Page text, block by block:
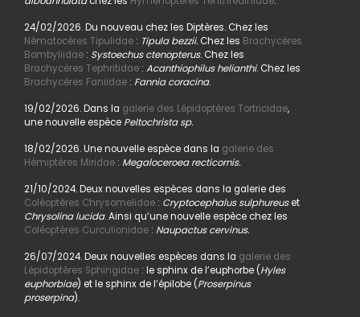
24/02/2026. Du nouveau chez les Diptères. Chez les
Nématocères Tipulidae: Tipula bezzii. Chez les Brachycères
Bombyliidae: Systoechus ctenopterus. Chez les
Brachycères Tephritidae: Acanthiophilus helianthi. Chez les
Brachycères Faniidae: Fannia coracina.
19/02/2026. Dans la galerie des Lépidoptères Tortricidae,
une nouvelle espèce Peltochrista sp.
18/02/2026. Une nouvelle espèce dans la galerie des
Hémiptères Miridae: Megaloceroea recticornis.
21/10/2024. Deux nouvelles espèces dans la galerie des
Coléoptères Chrysomelidae: Cryptocephalus sulphureuset
Chrysolina lucida. Ainsi qu’une nouvelle espèce chez les
Coléoptères Curculionidae : Naupactus cervinus.
26/07/2024. Deux nouvelles espèces dans la galerie des
Lépidoptères Sphingidae: le sphinx de l’euphorbe (Hyles
euphorbiae) et le sphinx de l’épilobe (Proserpinus
proserpina).